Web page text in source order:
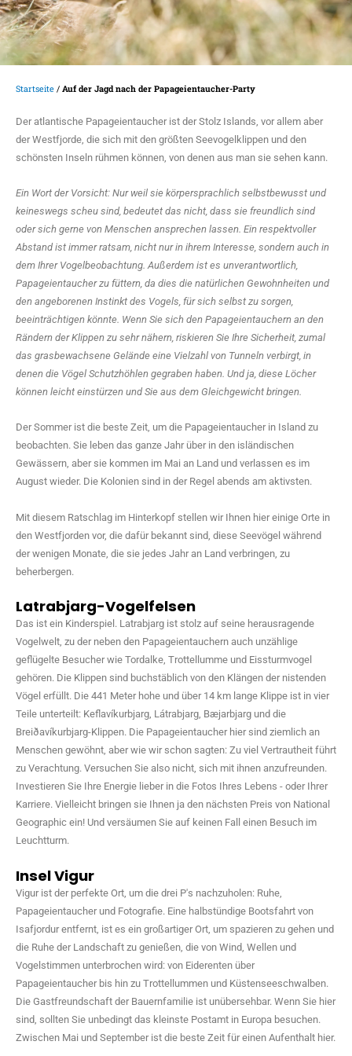
Startseite / Auf der Jagd nach der Papageientaucher-Party
Der atlantische Papageientaucher ist der Stolz Islands, vor allem aber
der Westfjorde, die sich mit den größten Seevogelklippen und den
schönsten Inseln rühmen können, von denen aus man sie sehen kann.
Ein Wort der Vorsicht: Nur weil sie körpersprachlich selbstbewusst und
keineswegs scheu sind, bedeutet das nicht, dass sie freundlich sind
oder sich gerne von Menschen ansprechen lassen. Ein respektvoller
Abstand ist immer ratsam, nicht nur in ihrem Interesse, sondern auch in
dem Ihrer Vogelbeobachtung. Außerdem ist es unverantwortlich,
Papageientaucher zu füttern, da dies die natürlichen Gewohnheiten und
den angeborenen Instinkt des Vogels, für sich selbst zu sorgen,
beeinträchtigen könnte. Wenn Sie sich den Papageientauchern an den
Rändern der Klippen zu sehr nähern, riskieren Sie Ihre Sicherheit, zumal
das grasbewachsene Gelände eine Vielzahl von Tunneln verbirgt, in
denen die Vögel Schutzhöhlen gegraben haben. Und ja, diese Löcher
können leicht einstürzen und Sie aus dem Gleichgewicht bringen.
Der Sommer ist die beste Zeit, um die Papageientaucher in Island zu
beobachten. Sie leben das ganze Jahr über in den isländischen
Gewässern, aber sie kommen im Mai an Land und verlassen es im
August wieder. Die Kolonien sind in der Regel abends am aktivsten.
Mit diesem Ratschlag im Hinterkopf stellen wir Ihnen hier einige Orte in
den Westfjorden vor, die dafür bekannt sind, diese Seevögel während
der wenigen Monate, die sie jedes Jahr an Land verbringen, zu
beherbergen.
Latrabjarg-Vogelfelsen
Das ist ein Kinderspiel. Latrabjarg ist stolz auf seine herausragende
Vogelwelt, zu der neben den Papageientauchern auch unzählige
geflügelte Besucher wie Tordalke, Trottellumme und Eissturmvogel
gehören. Die Klippen sind buchstäblich von den Klängen der nistenden
Vögel erfüllt. Die 441 Meter hohe und über 14 km lange Klippe ist in vier
Teile unterteilt: Keflavíkurbjarg, Látrabjarg, Bæjarbjarg und die
Breiðavíkurbjarg-Klippen. Die Papageientaucher hier sind ziemlich an
Menschen gewöhnt, aber wie wir schon sagten: Zu viel Vertrautheit führt
zu Verachtung. Versuchen Sie also nicht, sich mit ihnen anzufreunden.
Investieren Sie Ihre Energie lieber in die Fotos Ihres Lebens - oder Ihrer
Karriere. Vielleicht bringen sie Ihnen ja den nächsten Preis von National
Geographic ein! Und versäumen Sie auf keinen Fall einen Besuch im
Leuchtturm.
Insel Vigur
Vigur ist der perfekte Ort, um die drei P's nachzuholen: Ruhe,
Papageientaucher und Fotografie. Eine halbstündige Bootsfahrt von
Isafjordur entfernt, ist es ein großartiger Ort, um spazieren zu gehen und
die Ruhe der Landschaft zu genießen, die von Wind, Wellen und
Vogelstimmen unterbrochen wird: von Eiderenten über
Papageientaucher bis hin zu Trottellummen und Küstenseeschwalben.
Die Gastfreundschaft der Bauernfamilie ist unübersehbar. Wenn Sie hier
sind, sollten Sie unbedingt das kleinste Postamt in Europa besuchen.
Zwischen Mai und September ist die beste Zeit für einen Aufenthalt hier.